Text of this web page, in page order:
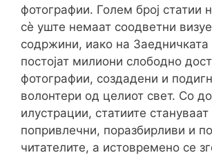
фотографии. Голем број статии
сè уште немаат соодветни
содржини, иако на Заедничката
постојат милиони слободно
фотографии, создадени и
волонтери од целиот свет. Со
илустрации, статиите стануваат
попривлечни, поразбирливи и
читателите, а истовремено се